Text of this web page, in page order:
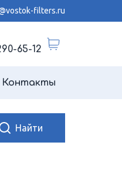
filters.ru
65-12
Контакты